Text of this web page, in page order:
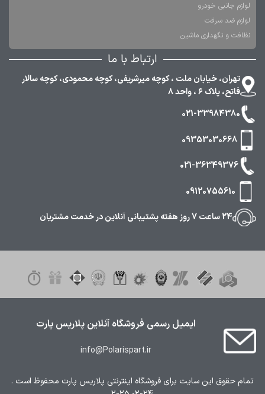
لوازم جانبی خودرو
لوازم ضد سرقت
نظافت و نگهداری ماشین
ارتباط با ما
تهران، خیابان ملت ، کوچه میرشریفی، کوچه محمودی، کوچه سالار
فاتح، پلاک ۶ ، واحد ۸
021-33984380
09353030668
021-36349376
09120755610
24 ساعت 7 روز هفته پشتیبانی آنلاین در خدمت مشتریان
ایمیل رسمی فروشگاه آنلاین پلاریس پارت
info@Polarispart.ir
تمام حقوق این سایت برای فروشگاه اینترنتی پلاریس پارت محفوظ است .